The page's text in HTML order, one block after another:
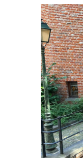
06 août 2026
La police
femme